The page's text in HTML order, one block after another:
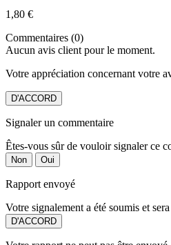
1,80 €
Commentaires (0)
Aucun avis client pour le moment.
Votre appréciation concernant votre
D'ACCORD
Signaler un commentaire
Êtes-vous sûr de vouloir signaler ce
Non Oui
Rapport envoyé
Votre signalement a été soumis et
D'ACCORD